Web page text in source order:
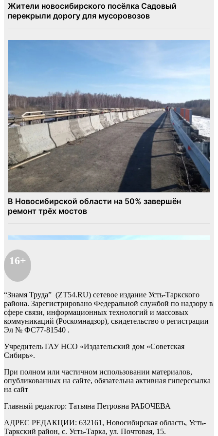
16+
“Знамя Труда” (ZT54.RU) сетевое издание Усть-Таркского
района. Зарегистрировано Федеральной службой по надзору в
сфере связи, информационных технологий и массовых
коммуникаций (Роскомнадзор), свидетельство о регистрации
Эл № ФС77-81540 .
Учредитель ГАУ НСО «Издательский дом «Советская
Сибирь».
При полном или частичном использовании материалов,
опубликованных на сайте, обязательна активная гиперссылка
на сайт
Главный редактор: Татьяна Петровна РАБОЧЕВА
АДРЕС РЕДАКЦИИ: 632161, Новосибирская область, Усть-
Таркский район, с. Усть-Тарка, ул. Почтовая, 15.